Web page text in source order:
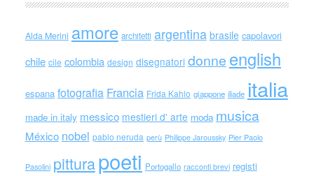
Alda Merini amore architetti argentina brasile capolavori
chile cile colombia design disegnatori donne english
espana fotografia Francia Frida Kahlo giappone iliade italia
made in italy messico mestieri d' arte moda musica
México nobel pablo neruda perù Philippe Jaroussky Pier Paolo
Pasolini pitturapoeti Portogallo racconti brevi registi